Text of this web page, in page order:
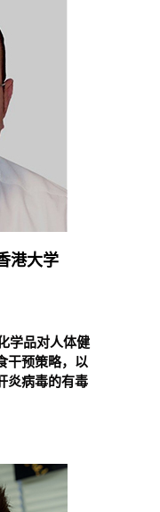
港大学
学品对人体健
干预策略，以
炎病毒的有毒